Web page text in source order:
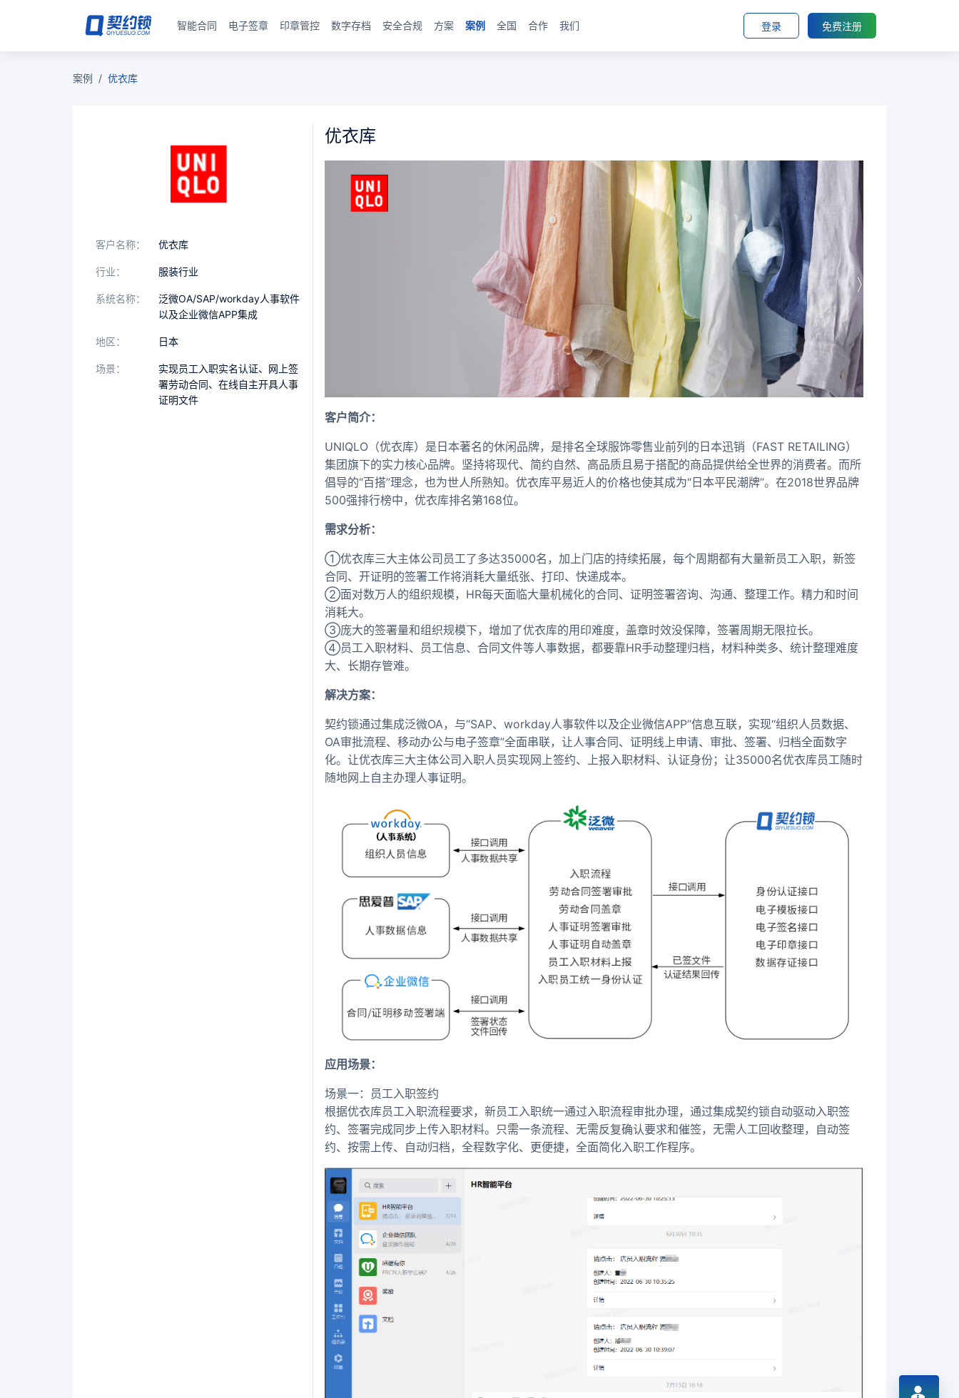
智能合同 电子签章 印章管控 数字存档 安全合规 方案 案例 全国 合作 我们 登录 免费注册
案例 / 优衣库
客户名称： 优衣库
行业： 服装行业
系统名称：
泛微OA/SAP/workday人事软件
以及企业微信APP集成
地区： 日本
场景：
实现员工入职实名认证、网上签
署劳动合同、在线自主开具人事
证明文件
优衣库
客户简介：
UNIQLO（优衣库）是日本著名的休闲品牌，是排名全球服饰零售业前列的日本迅销（FAST RETAILING）
集团旗下的实力核心品牌。坚持将现代、简约自然、高品质且易于搭配的商品提供给全世界的消费者。而所
倡导的“百搭”理念，也为世人所熟知。优衣库平易近人的价格也使其成为“日本平民潮牌”。在2018世界品牌
500强排行榜中，优衣库排名第168位。
需求分析：
①优衣库三大主体公司员工了多达35000名，加上门店的持续拓展，每个周期都有大量新员工入职，新签
合同、开证明的签署工作将消耗大量纸张、打印、快递成本。
②面对数万人的组织规模，HR每天面临大量机械化的合同、证明签署咨询、沟通、整理工作。精力和时间
消耗大。
③庞大的签署量和组织规模下，增加了优衣库的用印难度，盖章时效没保障，签署周期无限拉长。
④员工入职材料、员工信息、合同文件等人事数据，都要靠HR手动整理归档，材料种类多、统计整理难度
大、长期存管难。
解决方案：
契约锁通过集成泛微OA，与“SAP、workday人事软件以及企业微信APP”信息互联，实现“组织人员数据、
OA审批流程、移动办公与电子签章”全面串联，让人事合同、证明线上申请、审批、签署、归档全面数字
化。让优衣库三大主体公司入职人员实现网上签约、上报入职材料、认证身份；让35000名优衣库员工随时
随地网上自主办理人事证明。
应用场景：
场景一：员工入职签约
根据优衣库员工入职流程要求，新员工入职统一通过入职流程审批办理，通过集成契约锁自动驱动入职签
约、签署完成同步上传入职材料。只需一条流程、无需反复确认要求和催签，无需人工回收整理，自动签
约、按需上传、自动归档，全程数字化、更便捷，全面简化入职工作程序。